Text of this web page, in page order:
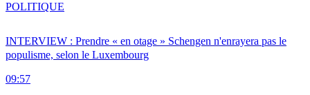
INTERVIEW : Prendre « en otage » Schengen n'enrayera pas le
populisme, selon le Luxembourg
09:57
POLITIQUE